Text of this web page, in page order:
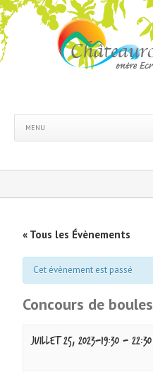
MENU
« Tous les Évènements
Cet évènement est passé
Concours de boules
juillet 25, 2023-19:30 - 22:30